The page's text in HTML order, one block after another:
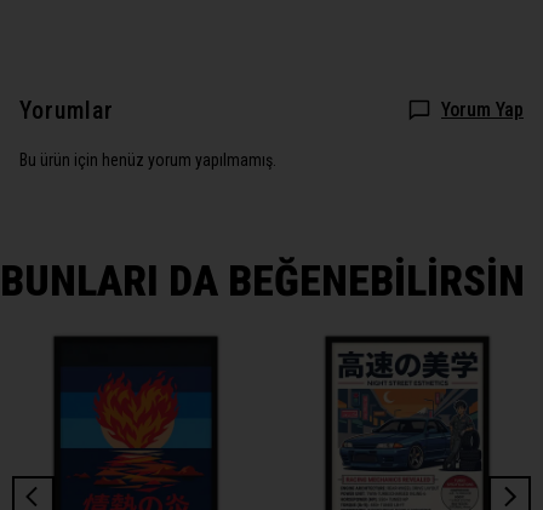
Yorumlar Yorum Yap
Bu ürün için henüz yorum yapılmamış.
BUNLARI DA BEĞENEBİLİRSİN